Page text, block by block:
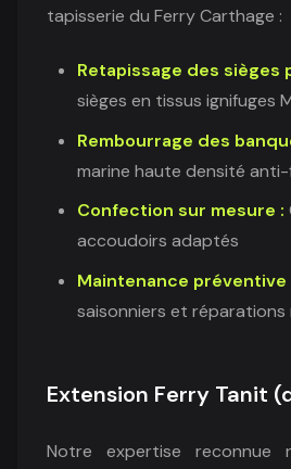
tapisserie du Ferry Carthage :
Retapissage des sièges
sièges en tissus ignifuges
Rembourrage des
marine haute densité
Confection sur mesure :
accoudoirs adaptés
Maintenance préventive
saisonniers et réparations
Extension Ferry Tanit
Notre expertise reconnue